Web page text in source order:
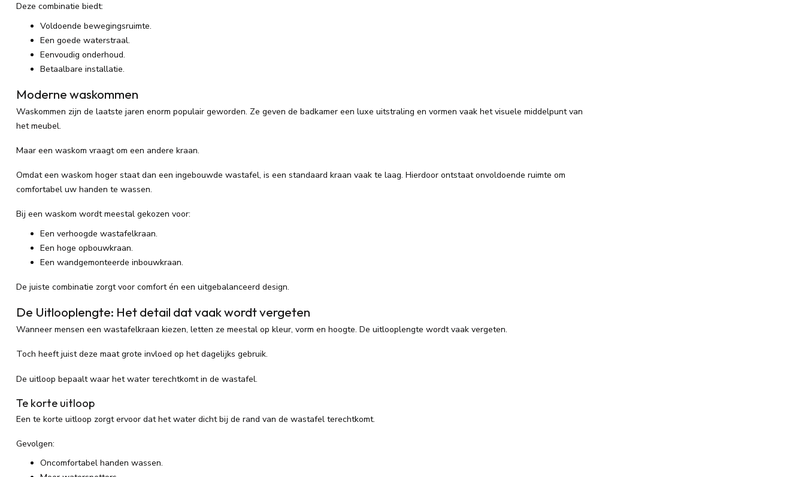
Deze combinatie biedt:
Voldoende bewegingsruimte.
Een goede waterstraal.
Eenvoudig onderhoud.
Betaalbare installatie.
Moderne waskommen
Waskommen zijn de laatste jaren enorm populair geworden. Ze geven de badkamer een luxe uitstraling en vormen vaak het visuele middelpunt van
het meubel.
Maar een waskom vraagt om een andere kraan.
Omdat een waskom hoger staat dan een ingebouwde wastafel, is een standaard kraan vaak te laag. Hierdoor ontstaat onvoldoende ruimte om
comfortabel uw handen te wassen.
Bij een waskom wordt meestal gekozen voor:
Een verhoogde wastafelkraan.
Een hoge opbouwkraan.
Een wandgemonteerde inbouwkraan.
De juiste combinatie zorgt voor comfort én een uitgebalanceerd design.
De Uitlooplengte: Het detail dat vaak wordt vergeten
Wanneer mensen een wastafelkraan kiezen, letten ze meestal op kleur, vorm en hoogte. De uitlooplengte wordt vaak vergeten.
Toch heeft juist deze maat grote invloed op het dagelijks gebruik.
De uitloop bepaalt waar het water terechtkomt in de wastafel.
Te korte uitloop
Een te korte uitloop zorgt ervoor dat het water dicht bij de rand van de wastafel terechtkomt.
Gevolgen:
Oncomfortabel handen wassen.